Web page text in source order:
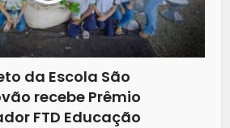
da Escola São
recebe Prêmio
FTD Educação